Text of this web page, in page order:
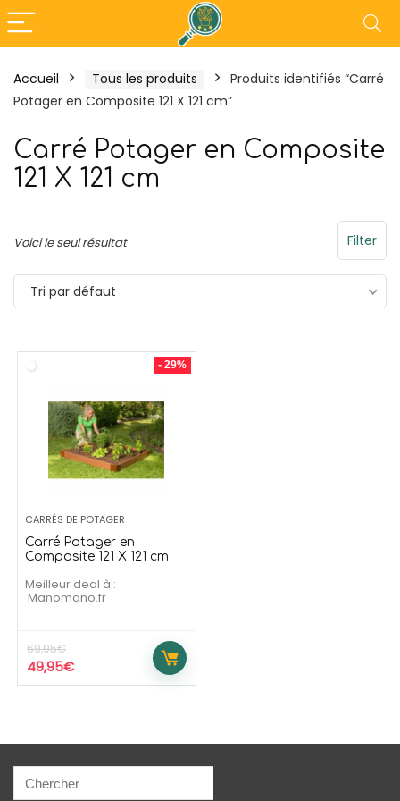
- 18%
Electrique
139,99€
temporaire
Accueil Tous les produits
Produits identifiés “Carré
Potager en Composite 121 X 121 cm”
Carré Potager en Composite
121 X 121 cm
Filter
Voici le seul résultat
Tri par défaut
- 29%
CARRÉS DE POTAGER
Carré Potager en
Composite 121 X 121 cm
Meilleur deal à :
manomano.fr
69,95€
49,95€